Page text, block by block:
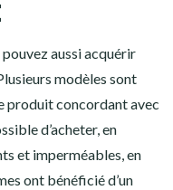
aussi acquérir
modèles sont
produit concordant avec
d’acheter, en
et imperméables, en
ont bénéficié d’un